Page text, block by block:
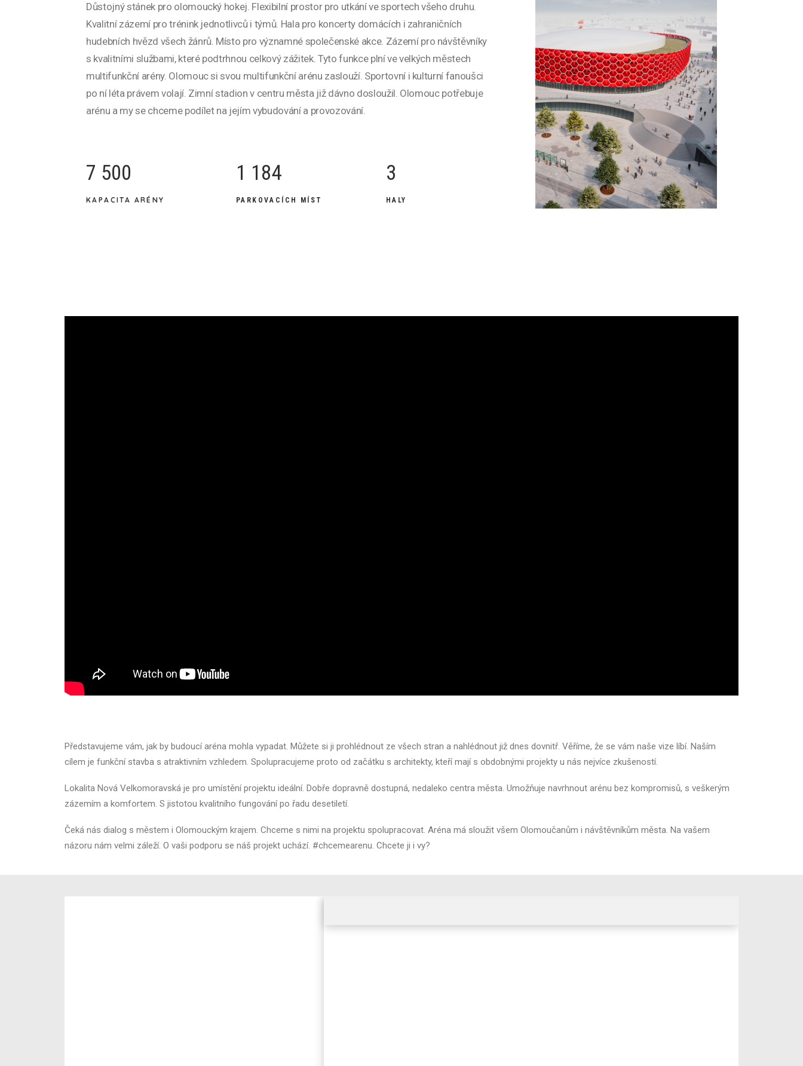
Důstojný stánek pro olomoucký hokej. Flexibilní prostor pro utkání ve sportech všeho druhu.
Kvalitní zázemí pro trénink jednotlivců i týmů. Hala pro koncerty domácích i zahraničních
hudebních hvězd všech žánrů. Místo pro významné společenské akce. Zázemí pro návštěvníky
s kvalitními službami, které podtrhnou celkový zážitek. Tyto funkce plní ve velkých městech
multifunkční arény. Olomouc si svou multifunkční arénu zaslouží. Sportovní i kulturní fanoušci
po ní léta právem volají. Zimní stadion v centru města již dávno dosloužil. Olomouc potřebuje
arénu a my se chceme podílet na jejím vybudování a provozování.
7 500
KAPACITA ARÉNY
1 184
PARKOVACÍCH MÍST
3
HALY
Představujeme vám, jak by budoucí aréna mohla vypadat. Můžete si ji prohlédnout ze všech stran a nahlédnout již dnes dovnitř. Věříme, že se vám naše vize líbí. Naším
cílem je funkční stavba s atraktivním vzhledem. Spolupracujeme proto od začátku s architekty, kteří mají s obdobnými projekty u nás nejvíce zkušeností.
Lokalita Nová Velkomoravská je pro umístění projektu ideální. Dobře dopravně dostupná, nedaleko centra města. Umožňuje navrhnout arénu bez kompromisů, s veškerým
zázemím a komfortem. S jistotou kvalitního fungování po řadu desetiletí.
Čeká nás dialog s městem i Olomouckým krajem. Chceme s nimi na projektu spolupracovat. Aréna má sloužit všem Olomoučanům i návštěvníkům města. Na vašem
názoru nám velmi záleží. O vaši podporu se náš projekt uchází. #chcemearenu. Chcete ji i vy?